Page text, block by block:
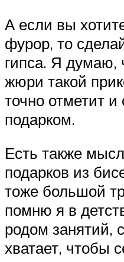
А если вы
фурор, то
гипса. Я думаю,
жюри такой
точно отметит и
подарком.
Есть также
подарков из
тоже большой
помню я в
родом занятий,
хватает, чтобы